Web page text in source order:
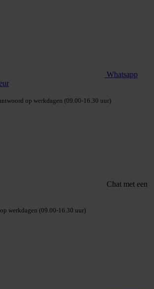
Whatsapp
op werkdagen (09.00-16.30 uur)
Chat met een
werkdagen (09.00-16.30 uur)